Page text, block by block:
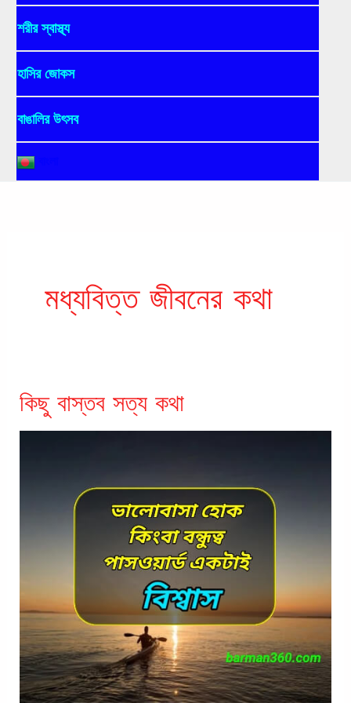
শরীর স্বাস্থ্য
হাসির জোকস
বাঙালির উৎসব
মধ্যবিত্ত জীবনের কথা
কিছু বাস্তব সত্য কথা